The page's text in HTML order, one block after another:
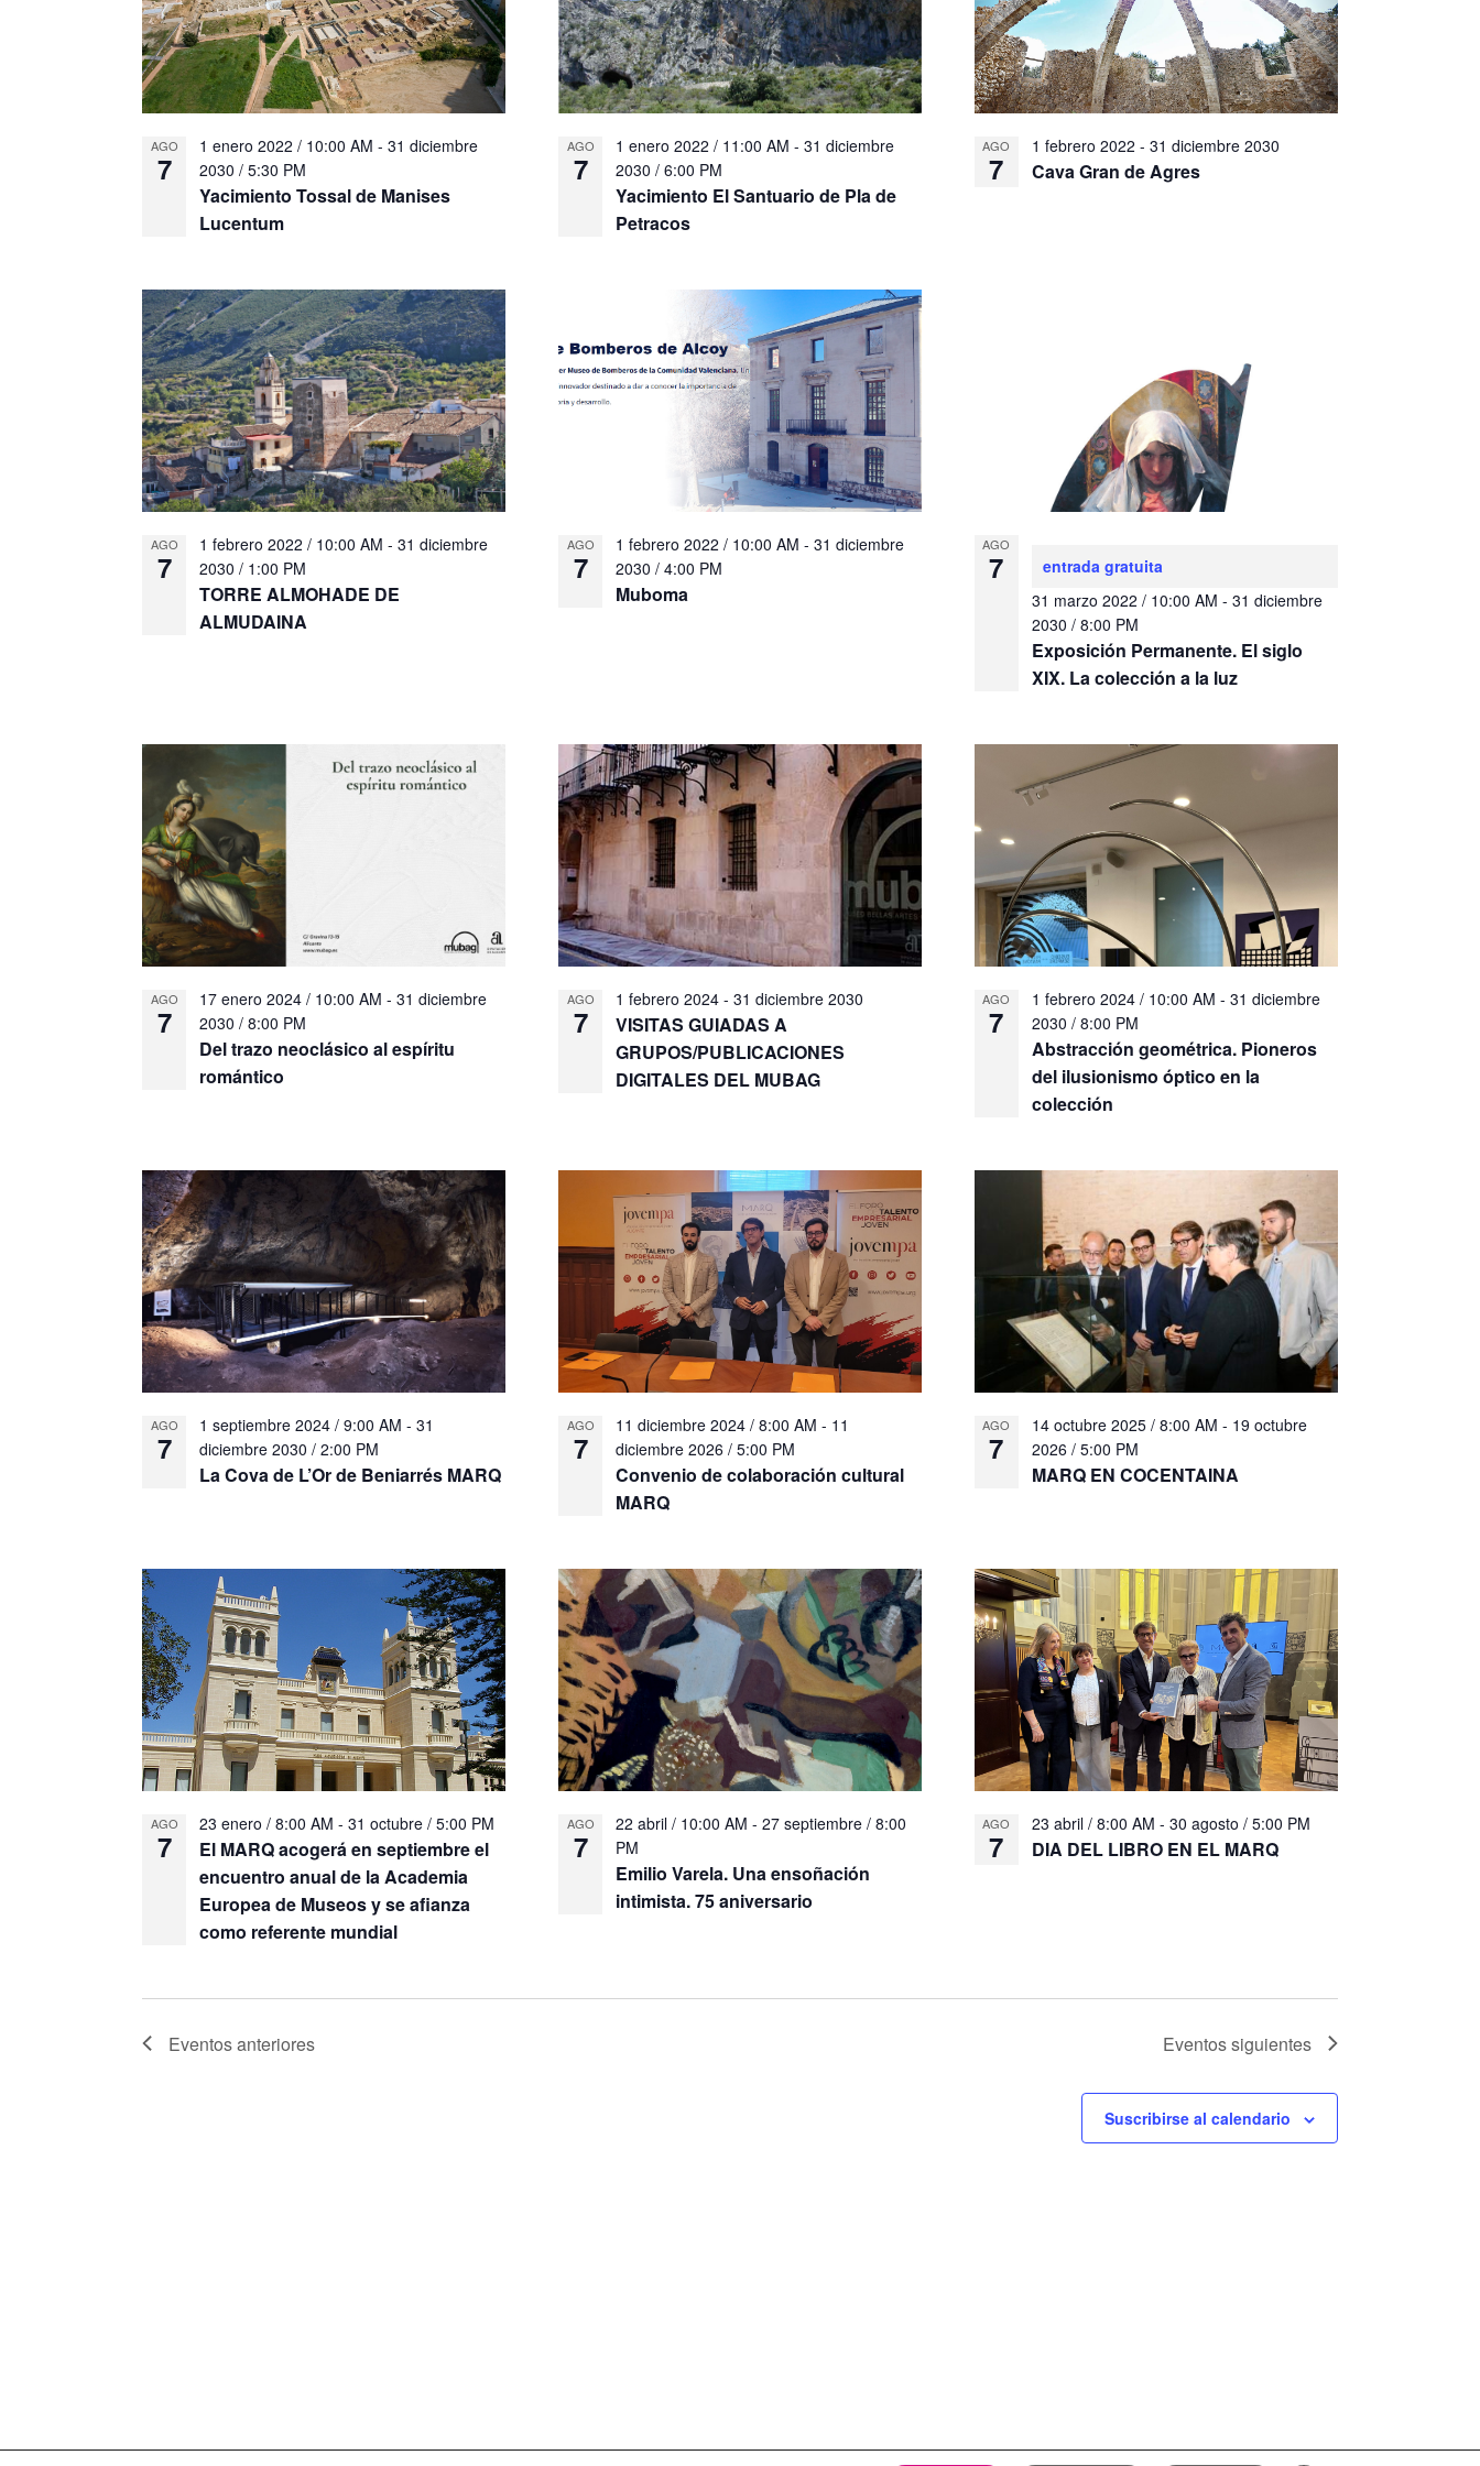
a
s
d
e
E
o
s
e
n
t
o
s
l
a
b
r
a
c
l
a
v
e
o
V
i
e
AGO
7
Yacimiento Tossal de Manises
Lucentum
1 enero 2022 / 10:00 AM -31 diciembre
2030 / 5:30 PM
AGO
7
Yacimiento El Santuario de Pla de
Petracos
1 enero 2022 / 11:00 AM -31 diciembre
2030 / 6:00 PM
AGO
7 Cava Gran de Agres
1 febrero 2022 - 31 diciembre 2030
AGO
7
TORRE ALMOHADE DE
ALMUDAINA
1 febrero 2022 / 10:00 AM -31 diciembre
2030 / 1:00 PM
AGO
7
Muboma
1 febrero 2022 / 10:00 AM -31 diciembre
2030 / 4:00 PM
AGO
7
Exposición Permanente. El siglo
XIX. La colección a la luz
31 marzo 2022 / 10:00 AM - 31 diciembre
2030 / 8:00 PM
entrada gratuita
AGO
7
Del trazo neoclásico al espíritu
romántico
17 enero 2024 / 10:00 AM -31 diciembre
2030 / 8:00 PM
AGO
7
VISITAS GUIADAS A
GRUPOS/PUBLICACIONES
DIGITALES DEL MUBAG
1 febrero 2024 -31 diciembre 2030 AGO
7
Abstracción geométrica. Pioneros
del ilusionismo óptico en la
colección
1 febrero 2024 / 10:00 AM - 31 diciembre
2030 / 8:00 PM
AGO
7
La Cova de L’Or de Beniarrés MARQ
1 septiembre 2024 / 9:00 AM -31
diciembre 2030 / 2:00 PM
AGO
7
Convenio de colaboración cultural
MARQ
11 diciembre 2024 / 8:00 AM - 11
diciembre 2026 / 5:00 PM
AGO
7
MARQ EN COCENTAINA
14 octubre 2025 / 8:00 AM - 19 octubre
2026 / 5:00 PM
AGO
7
El MARQ acogerá en septiembre el
encuentro anual de la Academia
Europea de Museos y se afianza
como referente mundial
23 enero / 8:00 AM -31 octubre / 5:00 PM AGO
7
Emilio Varela. Una ensoñación
intimista. 75 aniversario
22 abril / 10:00 AM -27 septiembre / 8:00
PM
AGO
7 DIA DEL LIBRO EN EL MARQ
23 abril / 8:00 AM - 30 agosto / 5:00 PM
Eventosanteriores Eventossiguientes
Suscribirse al calendario
Mapa web Política de Privacidad Politica de cookies